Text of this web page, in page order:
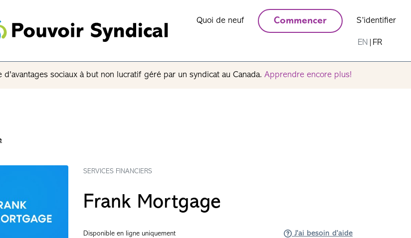
Quoi de neuf Commencer S’identifier
EN FR
sociaux à but non lucratif géré par un syndicat au Canada. Apprendre encore plus!
SERVICES FINANCIERS
Frank Mortgage
Disponible en ligne uniquement J'ai besoin d'aide